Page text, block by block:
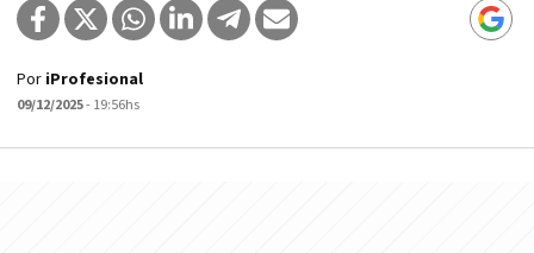
Por iProfesional
09/12/2025- 19:56hs